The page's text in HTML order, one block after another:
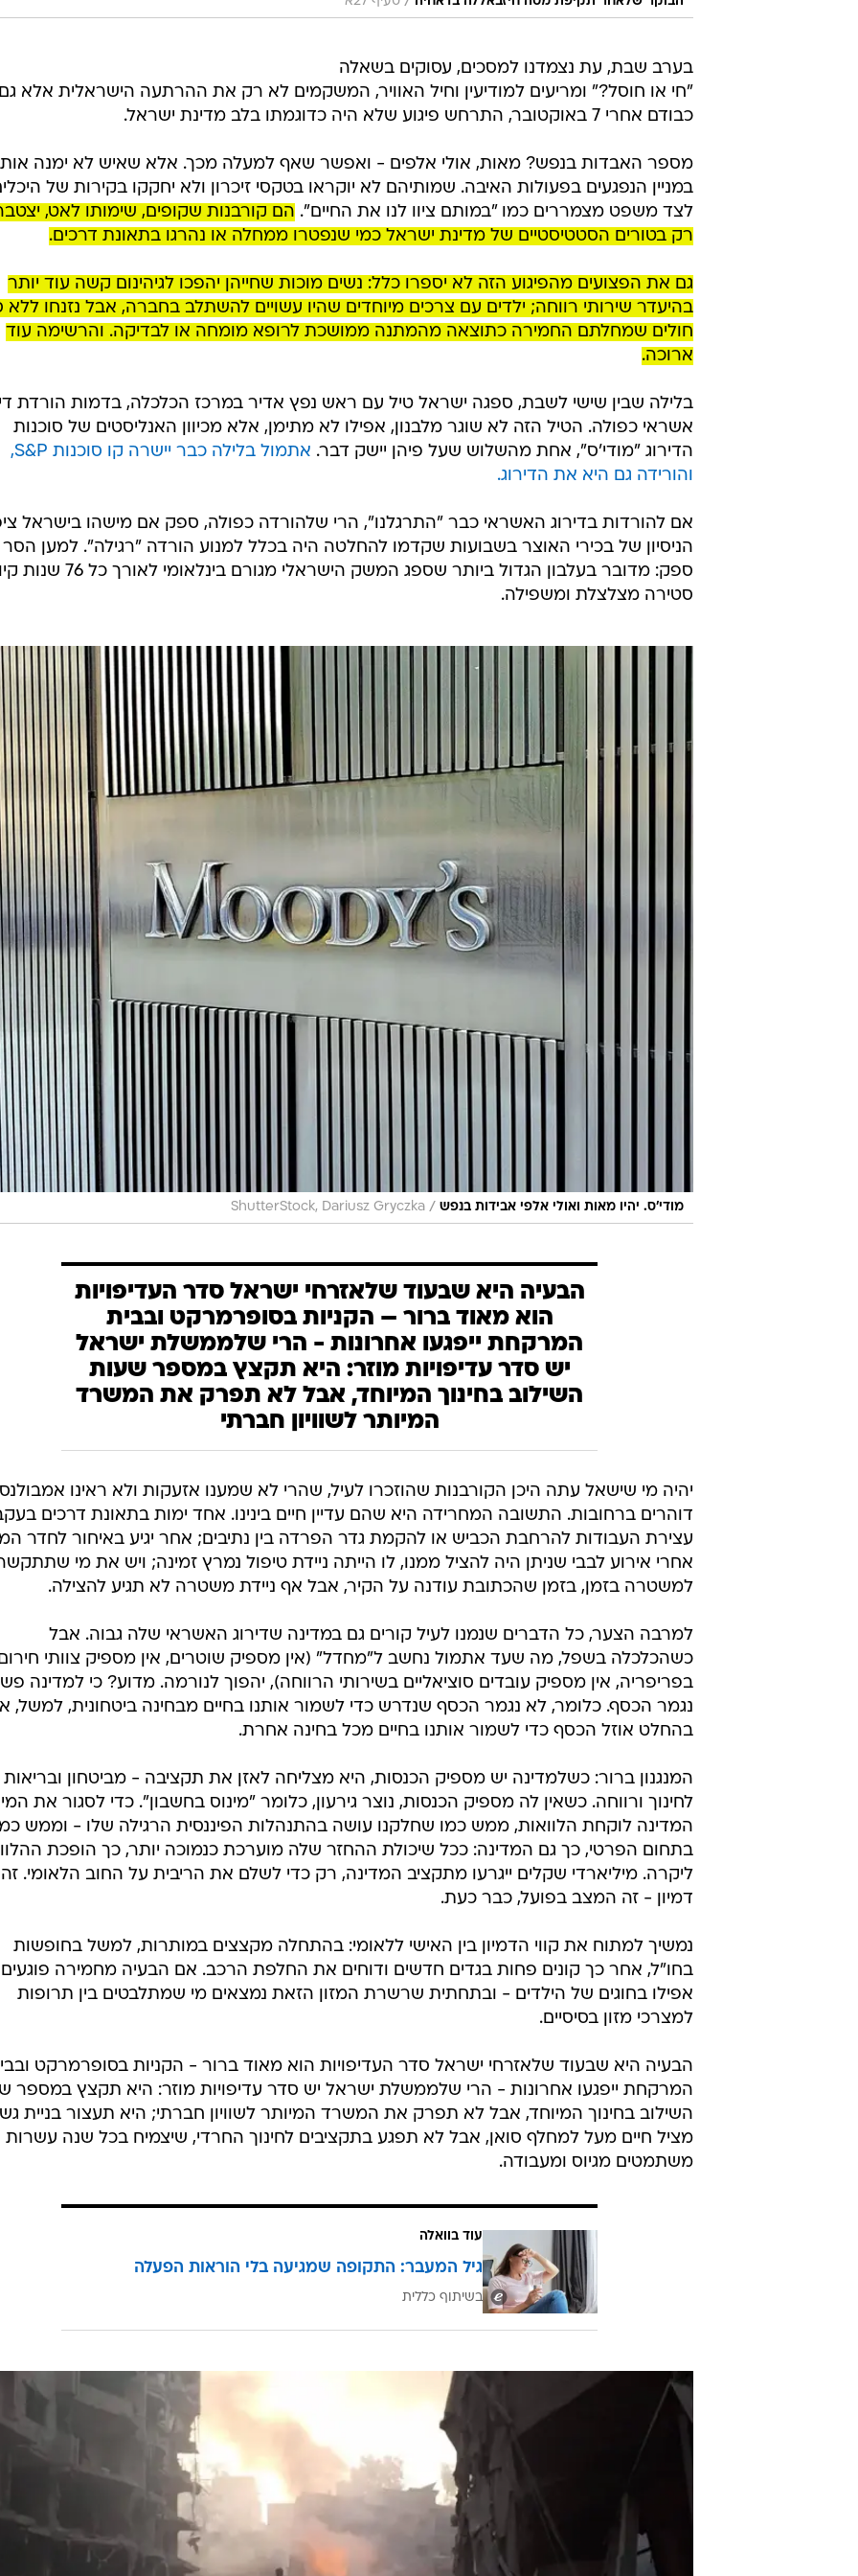
הבוקר שלאחר תקיפת מטה חיזבאללה בדאחיה / סעיף 27א
בערב שבת, עת נצמדנו למסכים, עסוקים בשאלה
"חי או חוסל?" ומריעים למודיעין וחיל האוויר, המשקמים לא רק את ההרתעה הישראלית אלא
כבודם אחרי 7 באוקטובר, התרחש פיגוע שלא היה כדוגמתו בלב מדינת ישראל.
מספר האבדות בנפש? מאות, אולי אלפים - ואפשר שאף למעלה מכך. אלא שאיש לא ימנה
במניין הנפגעים בפעולות האיבה. שמותיהם לא יוקראו בטקסי זיכרון ולא יחקקו בקירות של
לצד משפט מצמררים כמו "במותם ציוו לנו את החיים".הם קורבנות שקופים, שימותו לאט,
רק בטורים הסטטיסטיים של מדינת ישראל כמי שנפטרו ממחלה או נהרגו בתאונת דרכים.
בהיעדר שירותי רווחה; ילדים עם צרכים מיוחדים שהיו עשויים להשתלב בחברה, אבל נזנחו ללא
חולים שמחלתם החמירה כתוצאה מהמתנה ממושכת לרופא מומחה או לבדיקה. והרשימה עוד
ארוכה.
הדירוג "מודי'ס", אחת מהשלוש שעל פיהן יישק דבר.
והורידה גם היא את הדירוג.
אם להורדות בדירוג האשראי כבר "התרגלנו", הרי שלהורדה כפולה, ספק אם מישהו בישראל
הניסיון של בכירי האוצר בשבועות שקדמו להחלטה היה בכלל למנוע הורדה "רגילה". למען הסר
ספק: מדובר בעלבון הגדול ביותר שספג המשק הישראלי מגורם
סטירה מצלצלת ומשפילה.
/
ShutterStock, Dariusz Gryczka
הבעיה היא שבעוד שלאזרחי ישראל סדר העדיפויות
הוא מאוד ברור – הקניות בסופרמרקט ובבית
המרקחת ייפגעו אחרונות - הרי שלממשלת ישראל
יש סדר עדיפויות מוזר: היא תקצץ במספר שעות
השילוב בחינוך המיוחד, אבל לא תפרק את המשרד
המיותר לשוויון חברתי
יהיה מי שישאל עתה היכן הקורבנות שהוזכרו לעיל, שהרי לא שמענו אזעקות ולא ראינו
דוהרים ברחובות. התשובה המחרידה היא שהם עדיין חיים בינינו. אחד ימות בתאונת דרכים
עצירת העבודות להרחבת הכביש או להקמת גדר הפרדה בין נתיבים; אחר יגיע באיחור לחדר
אחרי אירוע לבבי שניתן היה להציל ממנו, לו הייתה ניידת טיפול נמרץ זמינה; ויש את מי
למשטרה בזמן, בזמן שהכתובת עודנה על הקיר, אבל אף ניידת משטרה לא תגיע להצילה.
למרבה הצער, כל הדברים שנמנו לעיל קורים גם במדינה שדירוג האשראי שלה גבוה. אבל
כשהכלכלה בשפל, מה שעד אתמול נחשב ל"מחדל" (אין מספיק שוטרים, אין מספיק צוותי
בפריפריה, אין מספיק עובדים סוציאליים בשירותי הרווחה), יהפוך לנורמה. מדוע? כי למדינה
נגמר הכסף. כלומר, לא נגמר הכסף שנדרש כדי לשמור אותנו בחיים מבחינה ביטחונית, למשל,
בהחלט אוזל הכסף כדי לשמור אותנו בחיים מכל בחינה אחרת.
המנגנון ברור: כשלמדינה יש מספיק הכנסות, היא מצליחה לאזן את תקציבה - מביטחון ובריאות
לחינוך ורווחה. כשאין לה מספיק הכנסות, נוצר גירעון, כלומר "מינוס בחשבון". כדי לסגור את
המדינה לוקחת הלוואות, ממש כמו שחלקנו עושה בהתנהלות הפיננסית הרגילה שלו - וממש
בתחום הפרטי, כך גם המדינה: ככל שיכולת ההחזר שלה מוערכת כנמוכה יותר, כך הופכת
ליקרה. מיליארדי שקלים ייגרעו מתקציב המדינה, רק כדי לשלם את הריבית על החוב הלאומי.
דמיון - זה המצב בפועל, כבר כעת.
נמשיך למתוח את קווי הדמיון בין האישי ללאומי: בהתחלה מקצצים במותרות, למשל בחופשות
הבעיה היא שבעוד שלאזרחי ישראל סדר העדיפויות הוא מאוד ברור - הקניות בסופרמרקט
המרקחת ייפגעו אחרונות - הרי שלממשלת ישראל יש סדר עדיפויות מוזר: היא תקצץ במספר
השילוב בחינוך המיוחד, אבל לא תפרק את המשרד המיותר לשוויון חברתי; היא תעצור בניית
משתמטים מגיוס ומעבודה.
עוד בוואלה
גיל המעבר: התקופה שמגיעה בלי הוראות הפעלה
בשיתוף כללית